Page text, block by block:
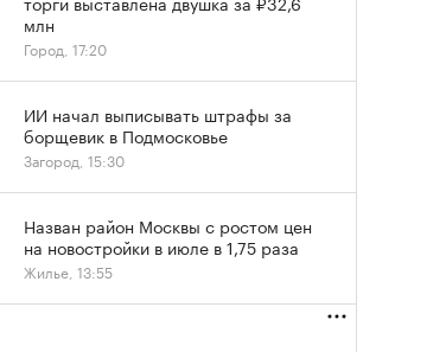
млн
Город, 17:20
ИИ начал выписывать штрафы за
борщевик в Подмосковье
Загород, 15:30
Назван район Москвы с ростом цен
на новостройки в июле в 1,75 раза
Жилье, 13:55